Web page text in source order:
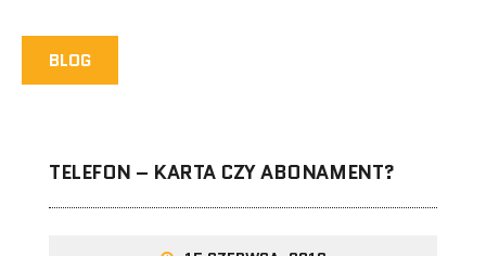
BLOG
TELEFON – KARTA CZY ABONAMENT?